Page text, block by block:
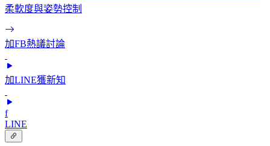
柔軟度與姿勢控制
加FB熱議討論
加LINE獲新知
f
LINE